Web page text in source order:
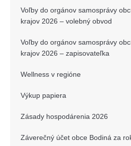
Voľby do orgánov samosprávy
krajov 2026 – volebný obvod
Voľby do orgánov samosprávy
krajov 2026 – zapisovateľka
Wellness v regióne
Výkup papiera
Zásady hospodárenia 2026
Záverečný účet obce Bodiná za